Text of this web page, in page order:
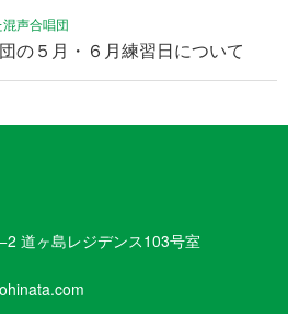
声合唱団
の５月・６月練習日について
道ヶ島レジデンス103号室